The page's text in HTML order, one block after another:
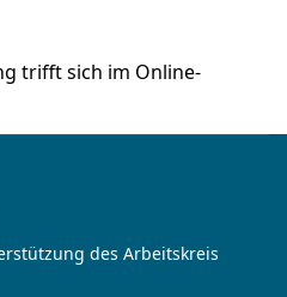
trifft sich im Online-
des Arbeitskreis